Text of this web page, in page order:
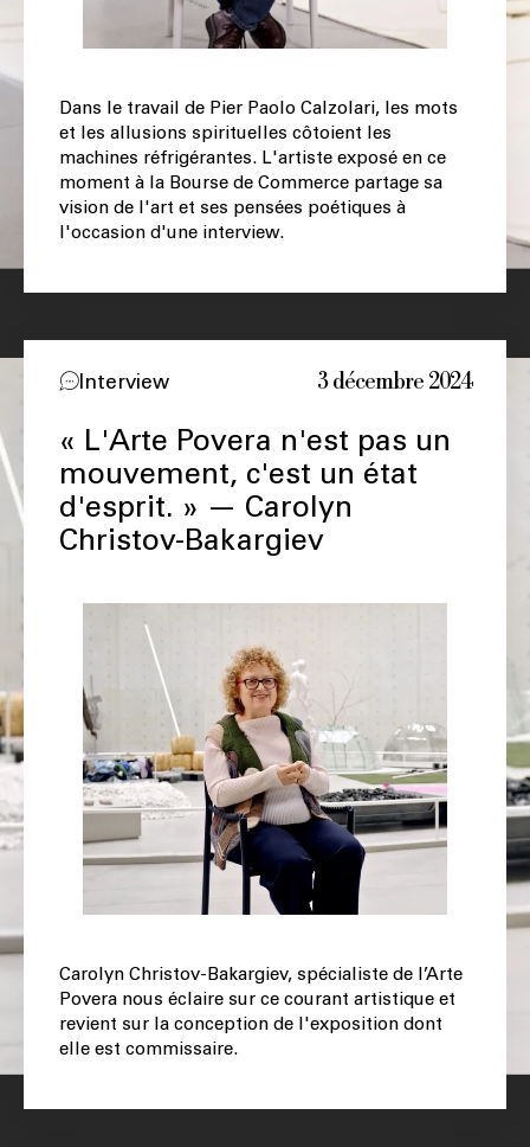
Dans le travail de Pier Paolo Calzolari, les mots
et les allusions spirituelles côtoient les
machines réfrigérantes. L'artiste exposé en ce
moment à la Bourse de Commerce partage sa
vision de l'art et ses pensées poétiques à
l'occasion d'une interview.
Interview 3 décembre 2024
« L'Arte Povera n'est pas un
mouvement, c'est un état
d'esprit. » — Carolyn
Christov-Bakargiev
Carolyn Christov-Bakargiev, spécialiste de l’Arte
Povera nous éclaire sur ce courant artistique et
revient sur la conception de l'exposition dont
elle est commissaire.